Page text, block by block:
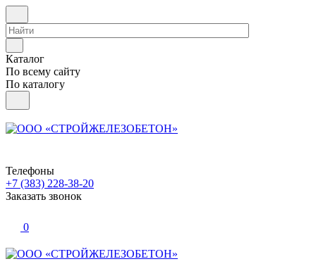
Каталог
По всему сайту
По каталогу
Телефоны
+7 (383) 228-38-20
Заказать звонок
0